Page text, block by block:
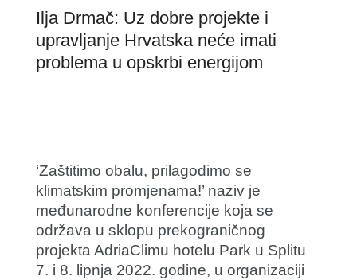
Ilja Drmač: Uz dobre projekte i
upravljanje Hrvatska neće imati
problema u opskrbi energijom
‘Zaštitimo obalu, prilagodimo se
klimatskim promjenama!’ naziv je
međunarodne konferencije koja se
održava u sklopu prekograničnog
projekta AdriaClimu hotelu Park u Splitu
7. i 8. lipnja 2022. godine, u organizaciji